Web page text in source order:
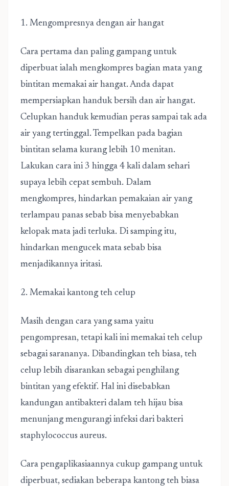
1. Mengompresnya dengan air hangat
Cara pertama dan paling gampang untuk
diperbuat ialah mengkompres bagian mata yang
bintitan memakai air hangat. Anda dapat
mempersiapkan handuk bersih dan air hangat.
Celupkan handuk kemudian peras sampai tak ada
air yang tertinggal. Tempelkan pada bagian
bintitan selama kurang lebih 10 menitan.
Lakukan cara ini 3 hingga 4 kali dalam sehari
supaya lebih cepat sembuh. Dalam
mengkompres, hindarkan pemakaian air yang
terlampau panas sebab bisa menyebabkan
kelopak mata jadi terluka. Di samping itu,
hindarkan mengucek mata sebab bisa
menjadikannya iritasi.
2. Memakai kantong teh celup
Masih dengan cara yang sama yaitu
pengompresan, tetapi kali ini memakai teh celup
sebagai sarananya. Dibandingkan teh biasa, teh
celup lebih disarankan sebagai penghilang
bintitan yang efektif. Hal ini disebabkan
kandungan antibakteri dalam teh hijau bisa
menunjang mengurangi infeksi dari bakteri
staphylococcus aureus.
Cara pengaplikasiaannya cukup gampang untuk
diperbuat, sediakan beberapa kantong teh biasa